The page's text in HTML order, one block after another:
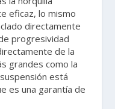
eficaz, lo mismo
directamente
progresividad
de la
grandes como la
está
es una garantía de